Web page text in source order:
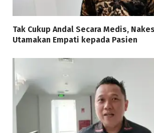
Tak Cukup Andal Secara Medis,
Utamakan Empati kepada Pasien